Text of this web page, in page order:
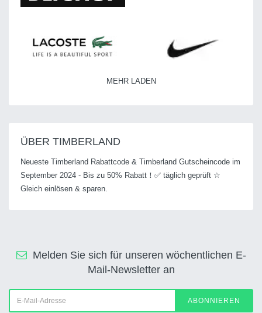
MEHR LADEN
ÜBER TIMBERLAND
Neueste Timberland Rabattcode & Timberland Gutscheincode im
September 2024 - Bis zu 50% Rabatt！✅ täglich geprüft ☆
Gleich einlösen & sparen.
Melden Sie sich für unseren wöchentlichen E-
Mail-Newsletter an
ABONNIEREN